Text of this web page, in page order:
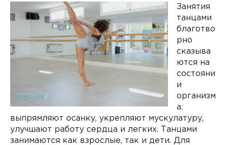
Занятия
танцами
благотво
рно
сказыва
ются на
состояни
и
организм
а:
выпрямляют осанку, укрепляют мускулатуру,
улучшают работу сердца и легких. Танцами
занимаются как взрослые, так и дети. Для